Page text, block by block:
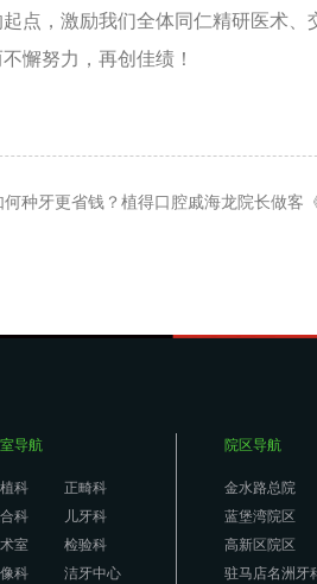
点，激励我们全体同仁精研医术
懈努力，再创佳绩！
种牙更省钱？植得口腔戚海龙院长做客
导航
科
正畸科
科
儿牙科
室
检验科
科
洁牙中心
院区导航
金水路总院
蓝堡湾院区
高新区院区
驻马店名洲牙